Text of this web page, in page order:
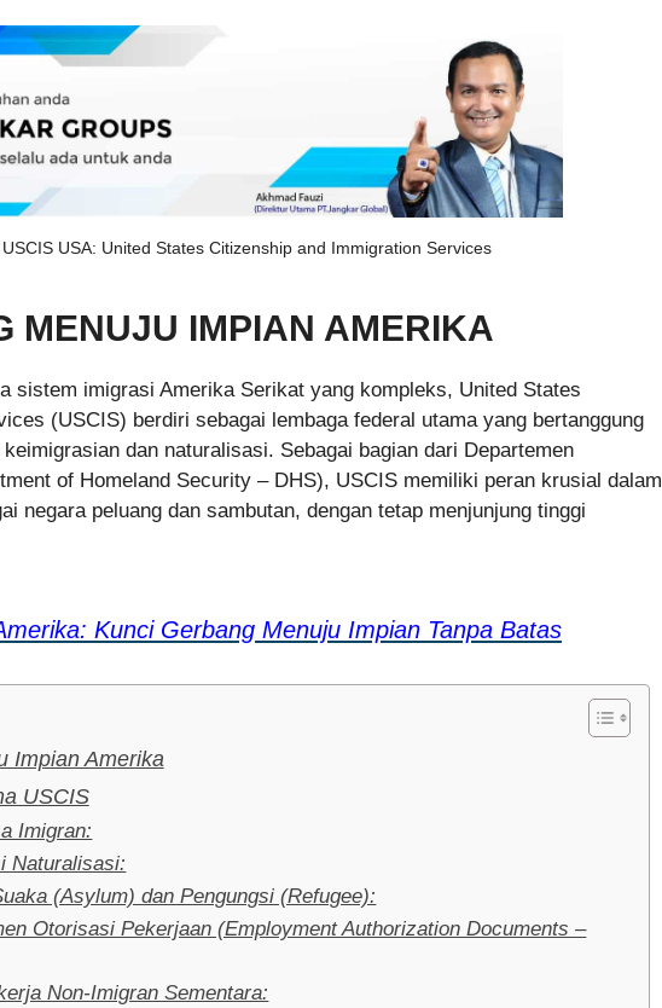
USCIS USA: United States Citizenship and Immigration Services
MENUJU IMPIAN AMERIKA
sistem imigrasi Amerika Serikat yang kompleks, United States
(USCIS) berdiri sebagai lembaga federal utama yang bertanggung
dan naturalisasi. Sebagai bagian dari Departemen
of Homeland Security – DHS), USCIS memiliki peran krusial dalam
negara peluang dan sambutan, dengan tetap menjunjung tinggi
Kunci Gerbang Menuju Impian Tanpa Batas
Impian Amerika
USCIS
Imigran:
Naturalisasi:
(Asylum) dan Pengungsi (Refugee):
Otorisasi Pekerjaan (Employment Authorization Documents –
Non-Imigran Sementara: